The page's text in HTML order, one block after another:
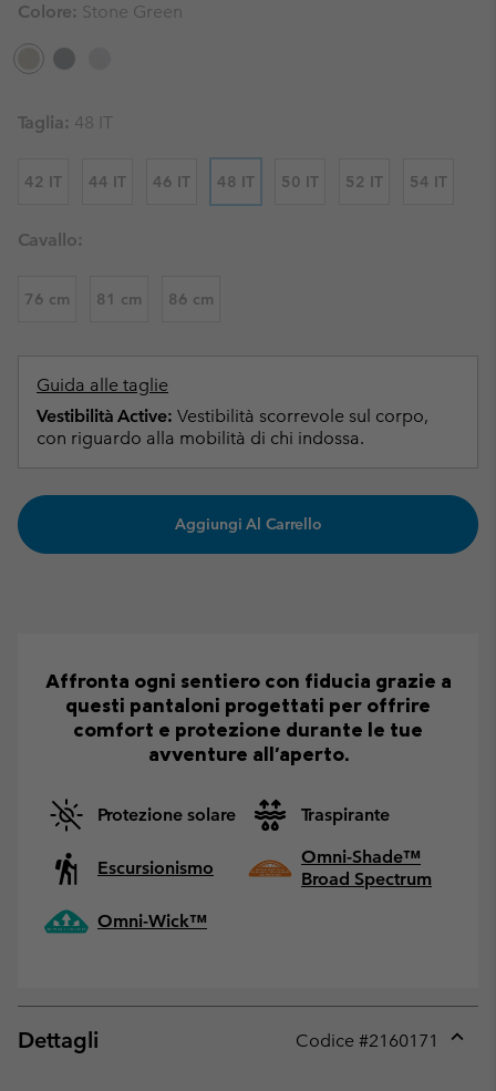
Colore: Stone Green
Taglia: 48 IT
42 IT 44 IT 46 IT 48 IT 50 IT 52 IT 54 IT
Cavallo:
76 cm 81 cm 86 cm
Guida alle taglie
Vestibilità Active: Vestibilità scorrevole sul corpo,
con riguardo alla mobilità di chi indossa.
Aggiungi Al Carrello
Affronta ogni sentiero con fiducia grazie a
questi pantaloni progettati per offrire
comfort e protezione durante le tue
avventure all'aperto.
Protezione solare Traspirante
Escursionismo
Omni-Shade™
Broad Spectrum
Omni-Wick™
Dettagli Codice #2160171